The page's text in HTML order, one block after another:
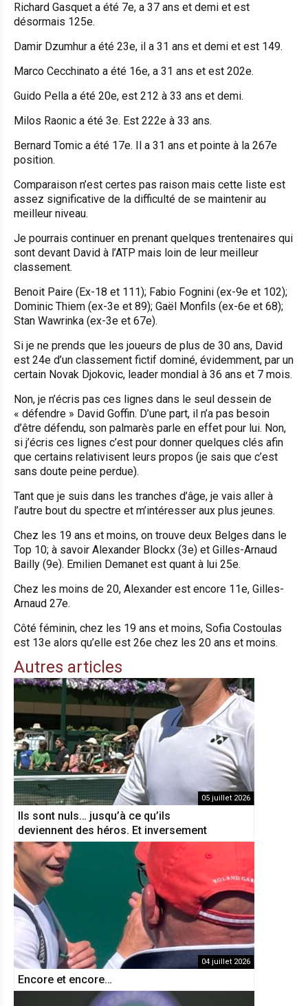
Richard Gasquet a été 7e, a 37 ans et demi et est
désormais 125e.
Damir Dzumhur a été 23e, il a 31 ans et demi et est 149.
Marco Cecchinato a été 16e, a 31 ans et est 202e.
Guido Pella a été 20e, est 212 à 33 ans et demi.
Milos Raonic a été 3e. Est 222e à 33 ans.
Bernard Tomic a été 17e. Il a 31 ans et pointe à la 267e
position.
Comparaison n’est certes pas raison mais cette liste est
assez significative de la difficulté de se maintenir au
meilleur niveau.
Je pourrais continuer en prenant quelques trentenaires qui
sont devant David à l’ATP mais loin de leur meilleur
classement.
Benoit Paire (Ex-18 et 111); Fabio Fognini (ex-9e et 102);
Dominic Thiem (ex-3e et 89); Gaël Monfils (ex-6e et 68);
Stan Wawrinka (ex-3e et 67e).
Si je ne prends que les joueurs de plus de 30 ans, David
est 24e d’un classement fictif dominé, évidemment, par un
certain Novak Djokovic, leader mondial à 36 ans et 7 mois.
Non, je n’écris pas ces lignes dans le seul dessein de
« défendre » David Goffin. D’une part, il n’a pas besoin
d’être défendu, son palmarès parle en effet pour lui. Non,
si j’écris ces lignes c’est pour donner quelques clés afin
que certains relativisent leurs propos (je sais que c’est
sans doute peine perdue).
Tant que je suis dans les tranches d’âge, je vais aller à
l’autre bout du spectre et m’intéresser aux plus jeunes.
Chez les 19 ans et moins, on trouve deux Belges dans le
Top 10; à savoir Alexander Blockx (3e) et Gilles-Arnaud
Bailly (9e). Emilien Demanet est quant à lui 25e.
Chez les moins de 20, Alexander est encore 11e, Gilles-
Arnaud 27e.
Côté féminin, chez les 19 ans et moins, Sofia Costoulas
est 13e alors qu’elle est 26e chez les 20 ans et moins.
Autres articles
05 juillet 2026
Ils sont nuls… jusqu’à ce qu’ils
deviennent des héros. Et inversement
04 juillet 2026
Encore et encore…